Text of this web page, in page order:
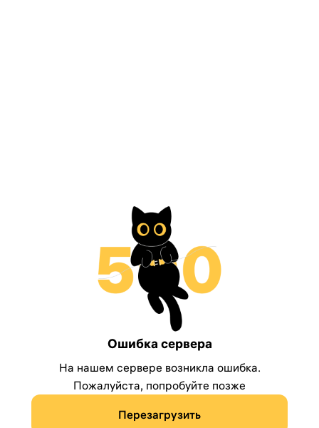
Ошибка сервера
На нашем сервере возникла ошибка.
Пожалуйста, попробуйте позже
Перезагрузить